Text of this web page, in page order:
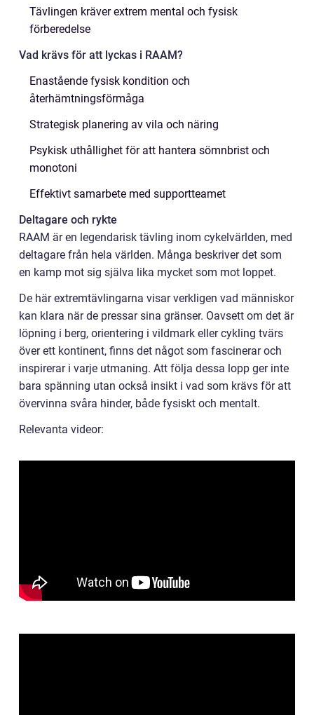
Tävlingen kräver extrem mental och fysisk
förberedelse
Vad krävs för att lyckas i RAAM?
Enastående fysisk kondition och
återhämtningsförmåga
Strategisk planering av vila och näring
Psykisk uthållighet för att hantera sömnbrist och
monotoni
Effektivt samarbete med supportteamet
Deltagare och rykte
RAAM är en legendarisk tävling inom cykelvärlden, med
deltagare från hela världen. Många beskriver det som
en kamp mot sig själva lika mycket som mot loppet.
De här extremtävlingarna visar verkligen vad människor
kan klara när de pressar sina gränser. Oavsett om det är
löpning i berg, orientering i vildmark eller cykling tvärs
över ett kontinent, finns det något som fascinerar och
inspirerar i varje utmaning. Att följa dessa lopp ger inte
bara spänning utan också insikt i vad som krävs för att
övervinna svåra hinder, både fysiskt och mentalt.
Relevanta videor: